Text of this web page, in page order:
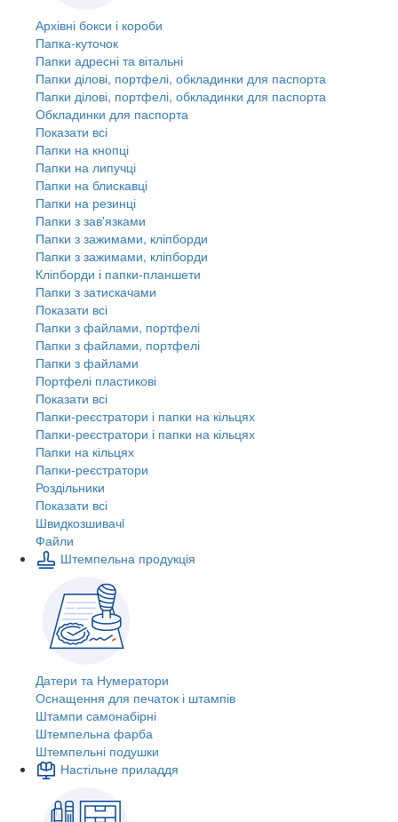
Архівні бокси і короби
Папка-куточок
Папки адресні та вітальні
Папки ділові, портфелі, обкладинки для паспорта
Папки ділові, портфелі, обкладинки для паспорта
Обкладинки для паспорта
Показати всі
Папки на кнопці
Папки на липучці
Папки на блискавці
Папки на резинці
Папки з зав'язками
Папки з зажимами, кліпборди
Папки з зажимами, кліпборди
Кліпборди і папки-планшети
Папки з затискачами
Показати всі
Папки з файлами, портфелі
Папки з файлами, портфелі
Папки з файлами
Портфелі пластикові
Показати всі
Папки-реєстратори і папки на кільцях
Папки-реєстратори і папки на кільцях
Папки на кільцях
Папки-реєстратори
Роздільники
Показати всі
Швидкозшивачi
Файли
Штемпельна продукція
Датери та Нумератори
Оснащення для печаток і штампів
Штампи самонабірні
Штемпельна фарба
Штемпельні подушки
Настільне приладдя